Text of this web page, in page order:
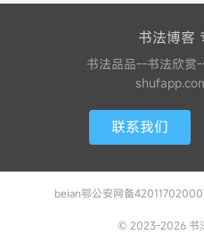
书法博客
书法品品--书法欣赏
联系我们
beian鄂公安网备
© 2023-2026书